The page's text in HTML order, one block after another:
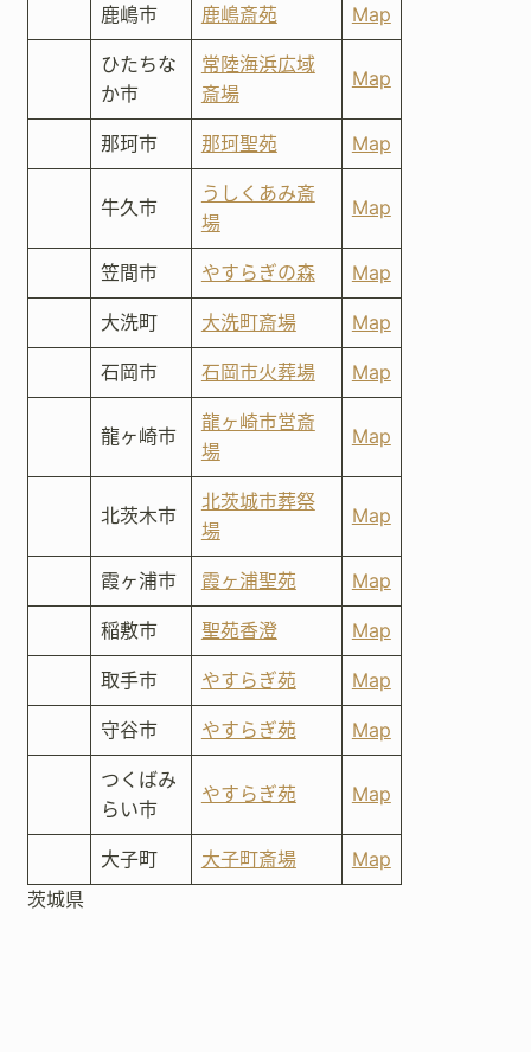
鹿嶋市 鹿嶋斎苑 Map
ひたちな
か市
常陸海浜広域
斎場
Map
那珂市 那珂聖苑 Map
牛久市
うしくあみ斎
場
Map
笠間市 やすらぎの森 Map
大洗町 大洗町斎場 Map
石岡市 石岡市火葬場 Map
龍ヶ崎市
龍ヶ崎市営斎
場
Map
北茨木市
北茨城市葬祭
場
Map
霞ヶ浦市 霞ヶ浦聖苑 Map
稲敷市 聖苑香澄 Map
取手市 やすらぎ苑 Map
守谷市 やすらぎ苑 Map
つくばみ
らい市
やすらぎ苑 Map
大子町 大子町斎場
Map
茨城県